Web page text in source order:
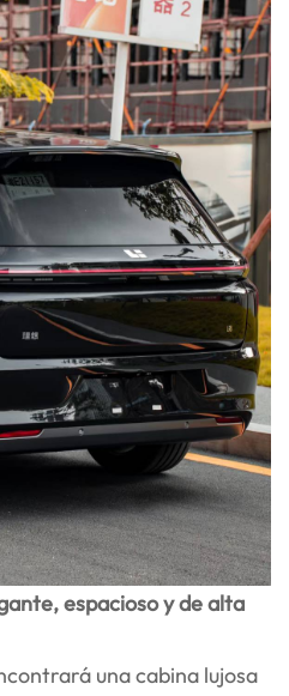
espacioso y de alta
una cabina lujosa